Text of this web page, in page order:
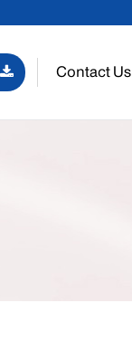
Contact Us